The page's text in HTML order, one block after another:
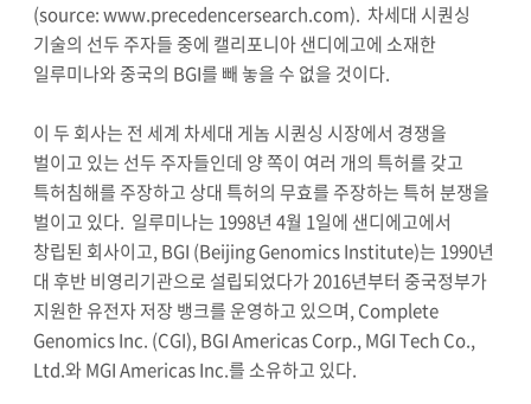
(source: www.precedencersearch.com). 차세대 시퀀싱
기술의 선두 주자들 중에 캘리포니아 샌디에고에 소재한
일루미나와 중국의 BGI를 빼 놓을 수 없을 것이다.
이 두 회사는 전 세계 차세대 게놈 시퀀싱 시장에서 경쟁을
벌이고 있는 선두 주자들인데 양 쪽이 여러 개의 특허를 갖고
특허침해를 주장하고 상대 특허의 무효를 주장하는 특허 분쟁을
벌이고 있다. 일루미나는 1998년 4월 1일에 샌디에고에서
창립된 회사이고, BGI (Beijing Genomics Institute)는 1990년
대 후반 비영리기관으로 설립되었다가 2016년부터 중국정부가
지원한 유전자 저장 뱅크를 운영하고 있으며, Complete
Genomics Inc. (CGI), BGI Americas Corp., MGI Tech Co.,
Ltd.와 MGI Americas Inc.를 소유하고 있다.